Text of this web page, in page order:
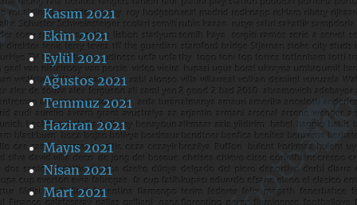
Kasım 2021
Ekim 2021
Eylül 2021
Ağustos 2021
Temmuz 2021
Haziran 2021
Mayıs 2021
Nisan 2021
Mart 2021